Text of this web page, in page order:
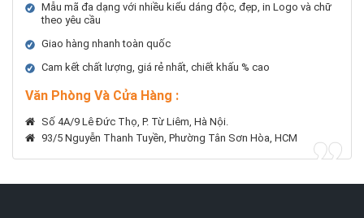
Mẫu mã đa dạng với nhiều kiểu dáng độc, đẹp, in Logo và chữ
theo yêu cầu
Giao hàng nhanh toàn quốc
Cam kết chất lượng, giá rẻ nhất, chiết khấu % cao
Văn Phòng Và Cửa Hàng :
Số 4A/9 Lê Đức Thọ, P. Từ Liêm, Hà Nội.
93/5 Nguyễn Thanh Tuyền, Phường Tân Sơn Hòa, HCM